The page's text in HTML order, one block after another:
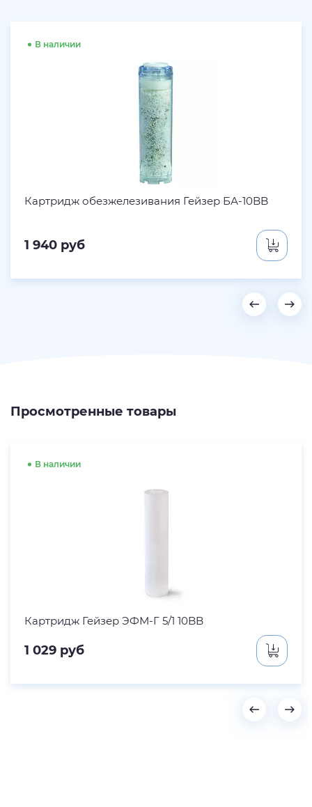
В наличии
Картридж обезжелезивания Гейзер БА-10BB
1 940 руб
Просмотренные товары
В наличии
Картридж Гейзер ЭФМ-Г 5/1 10BB
1 029 руб